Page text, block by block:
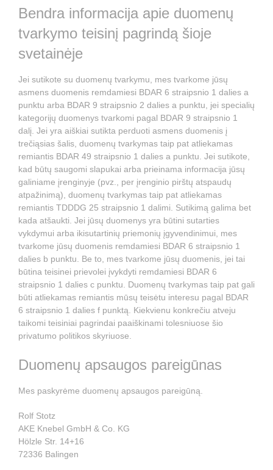
Bendra informacija apie duomenų
tvarkymo teisinį pagrindą šioje
svetainėje
Jei sutikote su duomenų tvarkymu, mes tvarkome jūsų
asmens duomenis remdamiesi BDAR 6 straipsnio 1 dalies a
punktu arba BDAR 9 straipsnio 2 dalies a punktu, jei specialių
kategorijų duomenys tvarkomi pagal BDAR 9 straipsnio 1
dalį. Jei yra aiškiai sutikta perduoti asmens duomenis į
trečiąsias šalis, duomenų tvarkymas taip pat atliekamas
remiantis BDAR 49 straipsnio 1 dalies a punktu. Jei sutikote,
kad būtų saugomi slapukai arba prieinama informacija jūsų
galiniame įrenginyje (pvz., per įrenginio pirštų atspaudų
atpažinimą), duomenų tvarkymas taip pat atliekamas
remiantis TDDDG 25 straipsnio 1 dalimi. Sutikimą galima bet
kada atšaukti. Jei jūsų duomenys yra būtini sutarties
vykdymui arba ikisutartinių priemonių įgyvendinimui, mes
tvarkome jūsų duomenis remdamiesi BDAR 6 straipsnio 1
dalies b punktu. Be to, mes tvarkome jūsų duomenis, jei tai
būtina teisinei prievolei įvykdyti remdamiesi BDAR 6
straipsnio 1 dalies c punktu. Duomenų tvarkymas taip pat gali
būti atliekamas remiantis mūsų teisėtu interesu pagal BDAR
6 straipsnio 1 dalies f punktą. Kiekvienu konkrečiu atveju
taikomi teisiniai pagrindai paaiškinami tolesniuose šio
privatumo politikos skyriuose.
Duomenų apsaugos pareigūnas
Mes paskyrėme duomenų apsaugos pareigūną.
Rolf Stotz
AKE Knebel GmbH & Co. KG
Hölzle Str. 14+16
72336 Balingen